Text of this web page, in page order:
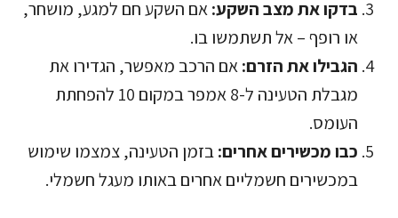
בדקו את מצב השקע:אם השקע חם למגע, מושחר,
או רופף – אל תשתמשו בו.
הגבילו את הזרם:אם הרכב מאפשר, הגדירו את
מגבלת הטעינה ל-8 אמפר במקום 10 להפחתת
העומס.
כבו מכשירים אחרים:בזמן הטעינה, צמצמו שימוש
במכשירים חשמליים אחרים באותו מעגל חשמלי.